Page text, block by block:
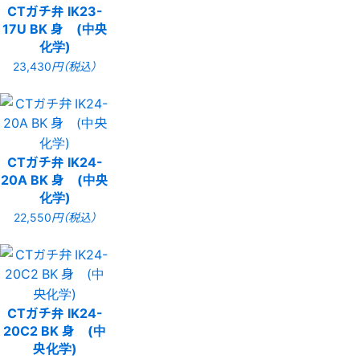
CTガチ弁 IK23-
17U BK 身 (中央
化学)
23,430円（税込）
CTガチ弁 IK24-
20A BK 身 (中央
化学)
22,550円（税込）
CTガチ弁 IK24-
20C2 BK 身 (中
央化学)